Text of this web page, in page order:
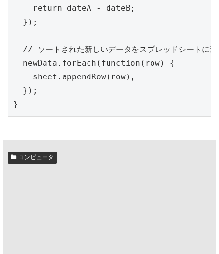
    return dateA - dateB;
  });
// ソートされた新しいデータをスプレッドシートに追
  newData.forEach(function(row) {
    sheet.appendRow(row);
  });
}
コンピュータ